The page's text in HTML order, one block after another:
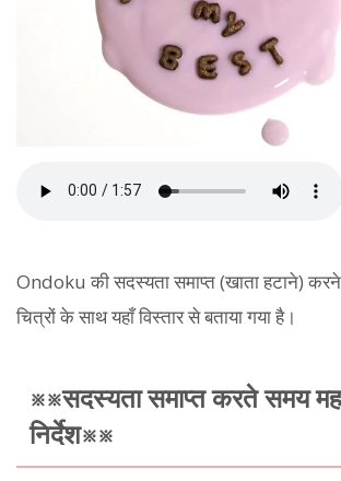
Ondoku की सदस्यता समाप्त (खाता हटाने)
चित्रों के साथ यहाँ विस्तार से बताया गया है।
※※सदस्यता समाप्त करते समय
निर्देश※※